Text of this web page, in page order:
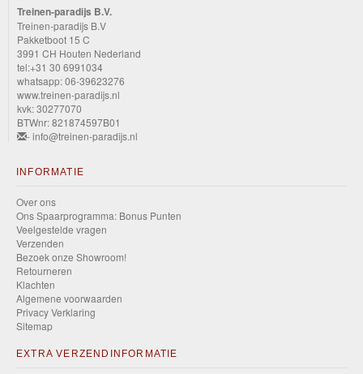
Treinen-paradijs B.V.
Treinen-paradijs B.V
Pakketboot 15 C
3991 CH Houten Nederland
tel:+31 30 6991034
whatsapp: 06-39623276
www.treinen-paradijs.nl
kvk: 30277070
BTWnr: 821874597B01
- info@treinen-paradijs.nl
INFORMATIE
Over ons
Ons Spaarprogramma: Bonus Punten
Veelgestelde vragen
Verzenden
Bezoek onze Showroom!
Retourneren
Klachten
Algemene voorwaarden
Privacy Verklaring
Sitemap
EXTRA VERZENDINFORMATIE